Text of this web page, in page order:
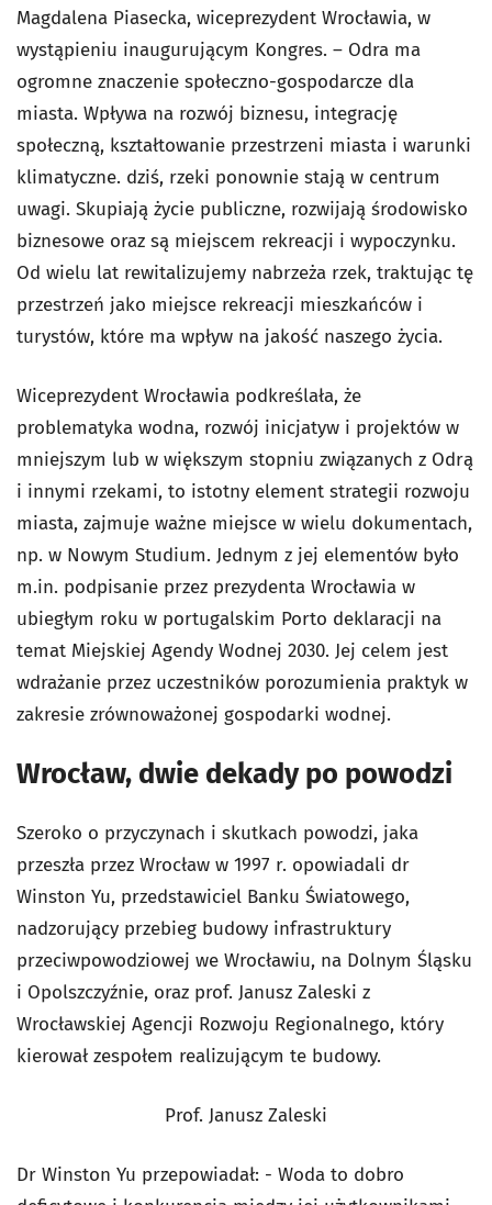
Magdalena Piasecka, wiceprezydent Wrocławia, w
wystąpieniu inaugurującym Kongres. – Odra ma
ogromne znaczenie społeczno-gospodarcze dla
miasta. Wpływa na rozwój biznesu, integrację
społeczną, kształtowanie przestrzeni miasta i warunki
klimatyczne. dziś, rzeki ponownie stają w centrum
uwagi. Skupiają życie publiczne, rozwijają środowisko
biznesowe oraz są miejscem rekreacji i wypoczynku.
Od wielu lat rewitalizujemy nabrzeża rzek, traktując tę
przestrzeń jako miejsce rekreacji mieszkańców i
turystów, które ma wpływ na jakość naszego życia.
Wiceprezydent Wrocławia podkreślała, że
problematyka wodna, rozwój inicjatyw i projektów w
mniejszym lub w większym stopniu związanych z Odrą
i innymi rzekami, to istotny element strategii rozwoju
miasta, zajmuje ważne miejsce w wielu dokumentach,
np. w Nowym Studium. Jednym z jej elementów było
m.in. podpisanie przez prezydenta Wrocławia w
ubiegłym roku w portugalskim Porto deklaracji na
temat Miejskiej Agendy Wodnej 2030. Jej celem jest
wdrażanie przez uczestników porozumienia praktyk w
zakresie zrównoważonej gospodarki wodnej.
Wrocław, dwie dekady po powodzi
Szeroko o przyczynach i skutkach powodzi, jaka
przeszła przez Wrocław w 1997 r. opowiadali dr
Winston Yu, przedstawiciel Banku Światowego,
nadzorujący przebieg budowy infrastruktury
przeciwpowodziowej we Wrocławiu, na Dolnym Śląsku
i Opolszczyźnie, oraz prof. Janusz Zaleski z
Wrocławskiej Agencji Rozwoju Regionalnego, który
kierował zespołem realizującym te budowy.
Prof. Janusz Zaleski
Dr Winston Yu przepowiadał: - Woda to dobro